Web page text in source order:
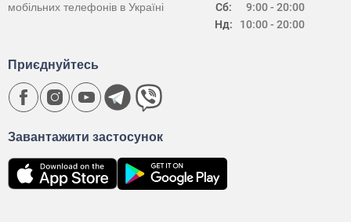
Сб:
Нд:
9:00 - 20:00
10:00 - 20:00
мобільних телефонів в Україні
Завантажити застосунок
Приєднуйтесь